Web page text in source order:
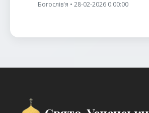
Богослів'я • 28-02-2026 0:00:00